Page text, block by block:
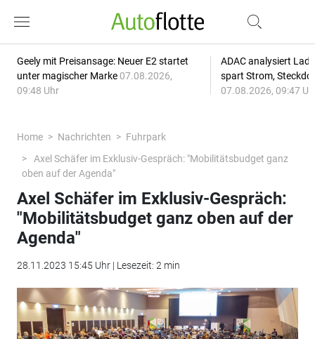
Geely mit Preisansage: Neuer E2 startet
unter magischer Marke 07.08.2026,
09:48 Uhr
ADAC analysiert
spart Strom,
07.08.2026, 09:47
Home Nachrichten
Fuhrpark
Axel Schäfer im Exklusiv-Gespräch: "Mobilitätsbudget ganz
oben auf der Agenda"
Axel Schäfer im Exklusiv-Gespräch:
"Mobilitätsbudget ganz oben auf der
Agenda"
28.11.2023 15:45 Uhr | Lesezeit: 2 min